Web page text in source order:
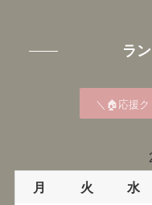
ラ
＼🏠応援ク
月 火 水